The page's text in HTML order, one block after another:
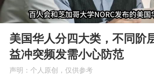
白海豚将正面袭
酒店回应车内过
几元成本 千万市
牛津大学一纸声
Play
00:00
美国华人分四大类，不同阶
益冲突频发需小心防范
声明：个人原创，仅供参考